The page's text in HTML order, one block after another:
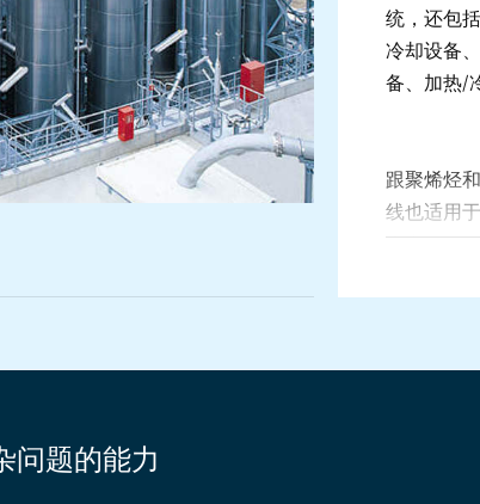
统，还包
冷却设备
备、加热/
跟聚烯烃
线也适用
生产。
问题的能力